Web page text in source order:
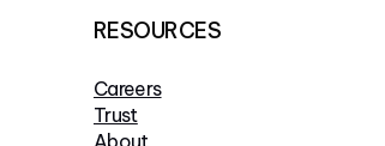
RESOURCES
Careers
Trust
About